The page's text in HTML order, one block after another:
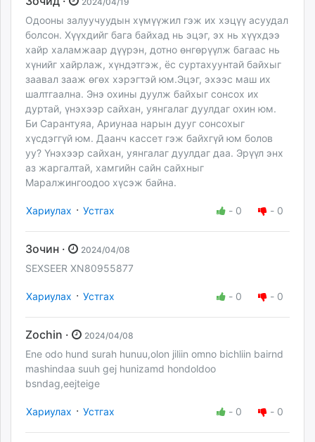
Одооны залуучуудын хүмүүжил гэж их хэцүү асуудал
болсон. Хүүхдийг бага байхад нь эцэг, эх нь хүүхдээ
хайр халамжаар дүүрэн, дотно өнгөрүүлж багаас нь
хүнийг хайрлаж, хүндэтгэж, ёс суртахуунтай байхыг
заавал зааж өгөх хэрэгтэй юм.Эцэг, эхээс маш их
шалтгаална. Энэ охины дуулж байхыг сонсох их
дуртай, үнэхээр сайхан, уянгалаг дуулдаг охин юм.
Би Сарантуяа, Ариунаа нарын дууг сонсохыг
хүсдэггүй юм. Даанч кассет гэж байхгүй юм болов
уу? Үнэхээр сайхан, уянгалаг дуулдаг даа. Эрүүл энх
аз жаргалтай, хамгийн сайн сайхныг
Маралжингоодоо хүсэж байна.
Хариулах · Устгах - 0 - 0
Зочин · 2024/04/08
SEXSEER XN80955877
Хариулах · Устгах - 0 - 0
Zochin · 2024/04/08
Ene odo hund surah hunuu,olon jiliin omno bichliin bairnd
mashindaa suuh gej hunizamd hondoldoo
bsndag,eejteige
Хариулах · Устгах - 0 - 0